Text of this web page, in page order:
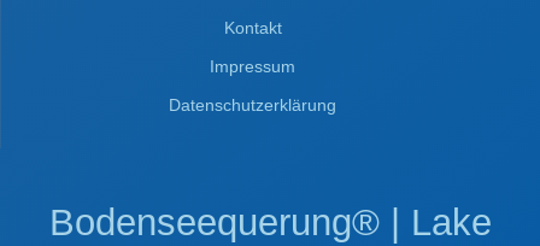
Kontakt
Impressum
Datenschutzerklärung
Bodenseequerung® | Lake